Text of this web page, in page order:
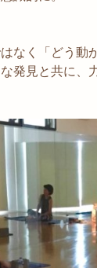
なく「どう動
発見と共に、